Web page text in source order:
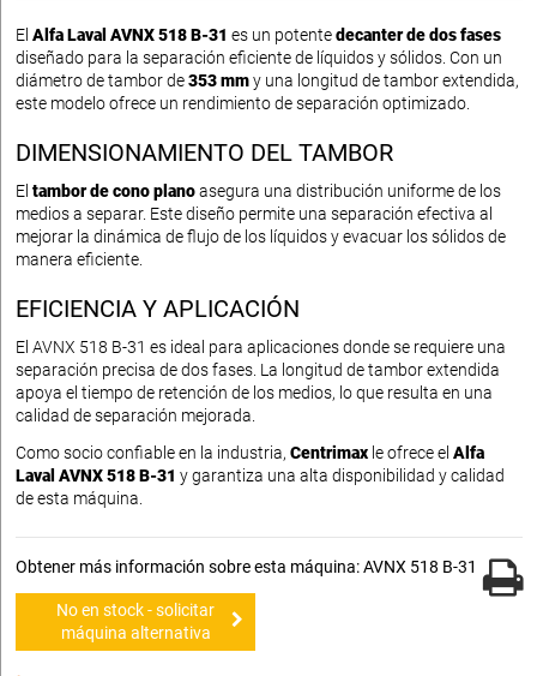
El Alfa Laval AVNX 518 B-31 es un potentedecanter de dos fases
diseñado para la separación eficiente de líquidos y sólidos. Con un
diámetro de tambor de353 mmy una longitud de tambor extendida,
este modelo ofrece un rendimiento de separación optimizado.
DIMENSIONAMIENTO DEL TAMBOR
El tambor de cono planoasegura una distribución uniforme de los
medios a separar. Este diseño permite una separación efectiva al
mejorar la dinámica de flujo de los líquidos y evacuar los sólidos de
manera eficiente.
EFICIENCIA Y APLICACIÓN
El AVNX 518 B-31 es ideal para aplicaciones donde se requiere una
separación precisa de dos fases. La longitud de tambor extendida
apoya el tiempo de retención de los medios, lo que resulta en una
calidad de separación mejorada.
Como socio confiable en la industria, Centrimax le ofrece el Alfa
Laval AVNX 518 B-31 y garantiza una alta disponibilidad y calidad
de esta máquina.
Obtener más información sobre esta máquina: AVNX 518 B-31
No en stock - solicitar
máquina alternativa